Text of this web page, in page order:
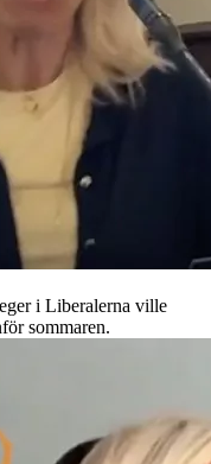
i Liberalerna ville
sommaren.